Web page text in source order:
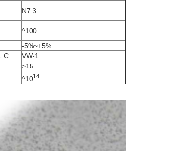
N7.3
^100
-5%~+5%
C
VW-1
>15
^1014